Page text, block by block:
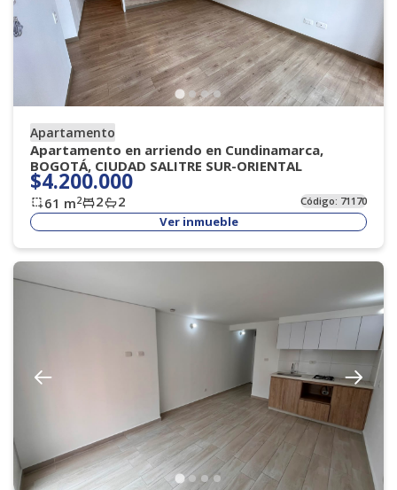
Apartamento
Apartamento en arriendo en Cundinamarca,
BOGOTÁ, CIUDAD SALITRE SUR-ORIENTAL
$4.200.000
61 m2 2 2 Código: 71170
Ver inmueble